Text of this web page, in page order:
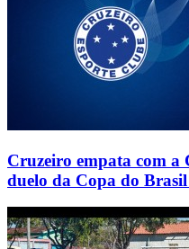
Cruzeiro empata com a
duelo da Copa do